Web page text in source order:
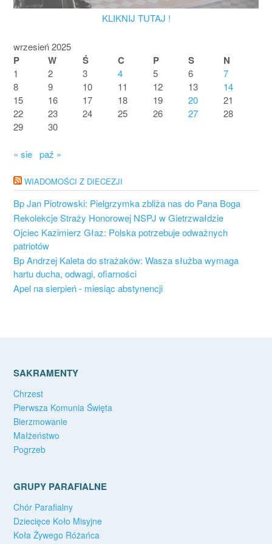
KLIKNIJ TUTAJ !
wrzesień 2025
P W Ś C P S N
1 2 3 4 5 6
7
8
9 10 11 12 13
14
15
16 17 18 19 20
21
22
23 24 25 26 27
28
29
30
« sie paź »
WIADOMOŚCI Z DIECEZJI
Bp Jan Piotrowski: Pielgrzymka zbliża nas do Pana Boga
Rekolekcje Straży Honorowej NSPJ w Gietrzwałdzie
Ojciec Kazimierz Głaz: Polska potrzebuje odważnych
patriotów
Bp Andrzej Kaleta do strażaków: Wasza służba wymaga
hartu ducha, odwagi, ofiarności
Apel na sierpień - miesiąc abstynencji
SAKRAMENTY
Chrzest
Pierwsza Komunia Święta
Bierzmowanie
Małżeństwo
Pogrzeb
GRUPY PARAFIALNE
Chór Parafialny
Dziecięce Koło Misyjne
Koła Żywego Różańca